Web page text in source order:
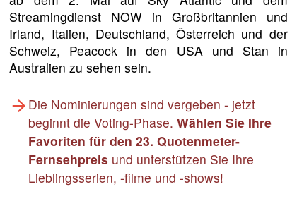
Streamingdienst NOW in Großbritannien und
Irland, Italien, Deutschland, Österreich und der
Schweiz, Peacock in den USA und Stan in
Australien zu sehen sein.
Die Nominierungen sind vergeben - jetzt
beginnt die Voting-Phase. Wählen Sie Ihre
Favoriten für den 23. Quotenmeter-
Fernsehpreis und unterstützen Sie Ihre
Lieblingsserien, -filme und -shows!